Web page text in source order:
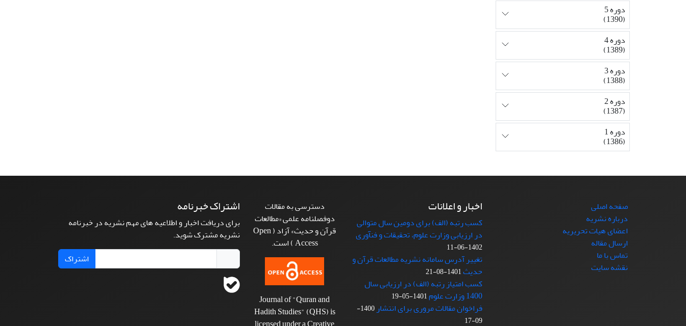
دوره 5
(1390)
دوره 4
(1389)
دوره 3
(1388)
دوره 2
(1387)
دوره 1
(1386)
صفحه اصلی
درباره نشریه
اعضای هیات تحریریه
ارسال مقاله
تماس با ما
نقشه سایت
اخبار و اعلانات
کسب رتبه (الف) برای دومین سال متوالی
در ارزیابی وزارت علوم، تحقیقات و فنآوری
1402-06-11
تغییر آدرس سامانه نشریه مطالعات قرآن و
حدیث1401-08-21
کسب امتیاز رتبه (الف) در ارزیابی سال
1400 وزارت علوم
1401-05-19
فراخوان مقالات مروری برای انتشار
1400-
09-17
دسترسی به مقالات
دوفصلنامه علمی «مطالعات
قرآن و حدیث» آزاد ( Open
Access ) است.
Journal of "Quran and
Hadith Studies" (QHS) is
اشتراک خبرنامه
برای دریافت اخبار و اطلاعیه های مهم نشریه در خبرنامه
نشریه مشترک شوید.
اشتراک